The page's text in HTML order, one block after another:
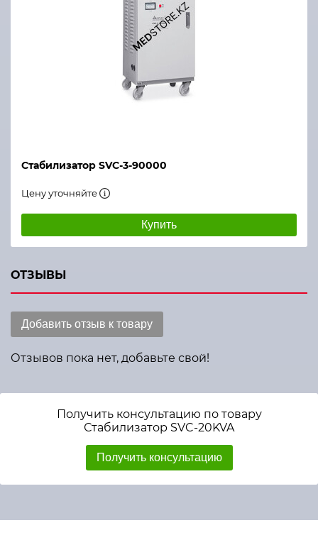
Стабилизатор SVC-3-90000
Цену уточняйте
Купить
ОТЗЫВЫ
Добавить отзыв к товару
Отзывов пока нет, добавьте свой!
Получить консультацию по товару
Стабилизатор SVC-20KVA
Получить консультацию